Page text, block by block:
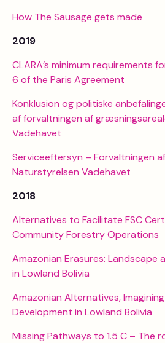
How The Sausage gets made
2019
CLARA’s minimum requirements
6 of the Paris Agreement
Konklusion og politiske
af forvaltningen af
Vadehavet
Serviceeftersyn – Forvaltningen
Naturstyrelsen Vadehavet
2018
Alternatives to Facilitate FSC
Community Forestry Operations
Amazonian Erasures: Landscape
in Lowland Bolivia
Amazonian Alternatives,
Development in Lowland Bolivia
Missing Pathways to 1.5 C – The